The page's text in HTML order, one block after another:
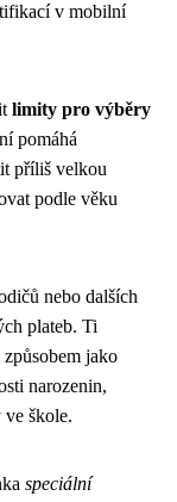
v mobilní
limity pro výběry
pomáhá
příliš velkou
podle věku
nebo dalších
plateb. Ti
jako
narozenin,
ve škole.
speciální